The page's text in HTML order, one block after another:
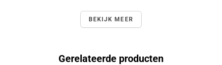
BEKIJK MEER
Gerelateerde producten